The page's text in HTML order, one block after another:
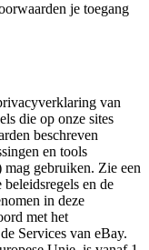
je toegang
van
die op onze sites
beschreven
en tools
gebruiken. Zie een
beleidsregels en de
in deze
met het
Services van eBay.